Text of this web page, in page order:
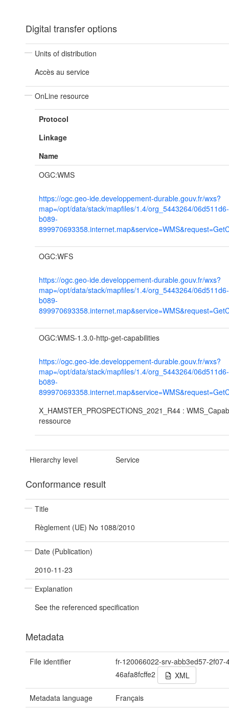
Digital transfer options
Units of distribution
Accès au service
OnLine resource
Protocol
Linkage
Name
OGC:WMS
https://ogc.geo-ide.developpement-durable.gouv.fr/wxs?
map=/opt/data/stack/mapfiles/1.4/org_5443264/
b089-
OGC:WFS
https://ogc.geo-ide.developpement-durable.gouv.fr/wxs?
map=/opt/data/stack/mapfiles/1.4/org_5443264/
b089-
OGC:WMS-1.3.0-http-get-capabilities
https://ogc.geo-ide.developpement-durable.gouv.fr/wxs?
map=/opt/data/stack/mapfiles/1.4/org_5443264/
b089-
X_HAMSTER_PROSPECTIONS_2021_R44 :
ressource
Hierarchy level Service
Conformance result
Title
Règlement (UE) No 1088/2010
Date (Publication)
2010-11-23
Explanation
See the referenced specification
Metadata
File identifier
fr-120066022-srv-abb3ed57-2f07-
46afa8fcffe2
XML
Metadata language Français